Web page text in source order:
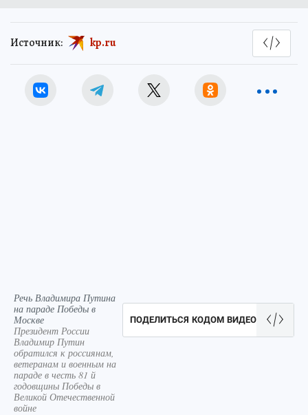
Источник: kp.ru
Речь Владимира Путина
на параде Победы в
Москве
Президент России
Владимир Путин
обратился к россиянам,
ветеранам и военным на
параде в честь 81 й
годовщины Победы в
Великой Отечественной
войне
ПОДЕЛИТЬСЯ КОДОМ ВИДЕО